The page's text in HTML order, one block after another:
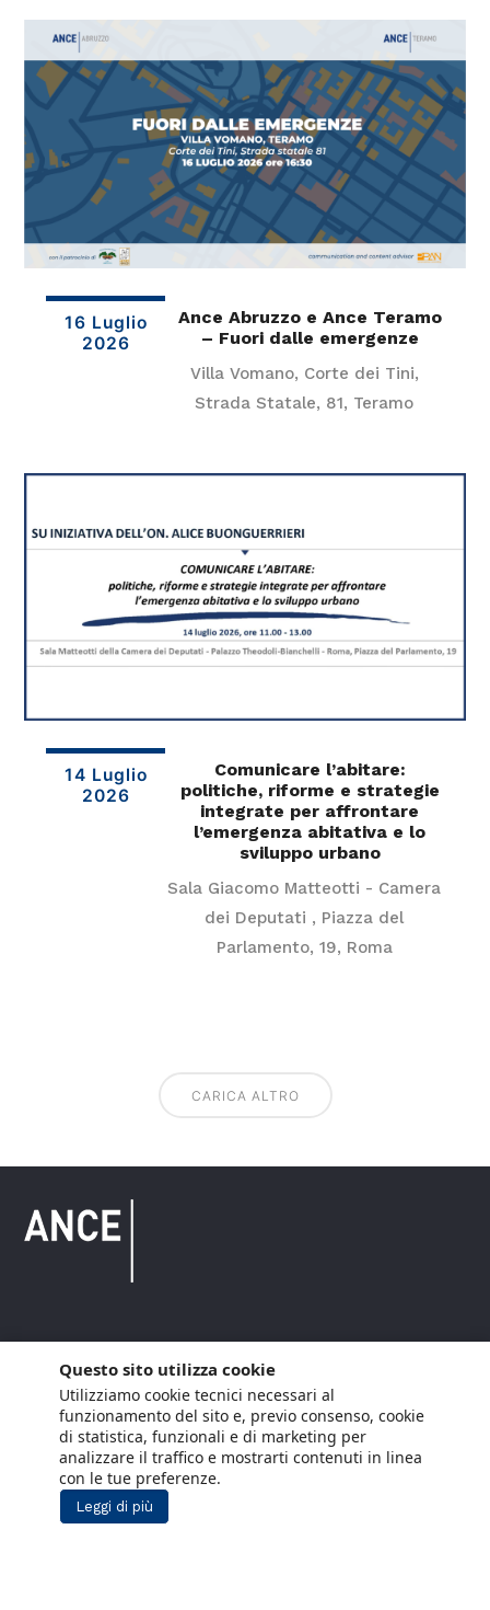
16 Luglio
2026
Ance Abruzzo e Ance Teramo
– Fuori dalle emergenze
Villa Vomano, Corte dei Tini,
Strada Statale, 81, Teramo
14 Luglio
2026
Comunicare l’abitare:
politiche, riforme e strategie
integrate per affrontare
l’emergenza abitativa e lo
sviluppo urbano
Sala Giacomo Matteotti - Camera
dei Deputati , Piazza del
Parlamento, 19, Roma
CARICA ALTRO
Copyright © 2021 ANCE. Tutti i diritti riservati.
Privacy
Arianna Net
Società di
servizi
Cookie Policy
Arianna CE
Gestisci cookie
Social Media Policy
Questo sito utilizza cookie
Utilizziamo cookie tecnici necessari al
funzionamento del sito e, previo consenso, cookie
di statistica, funzionali e di marketing per
analizzare il traffico e mostrarti contenuti in linea
con le tue preferenze.
Leggi di più